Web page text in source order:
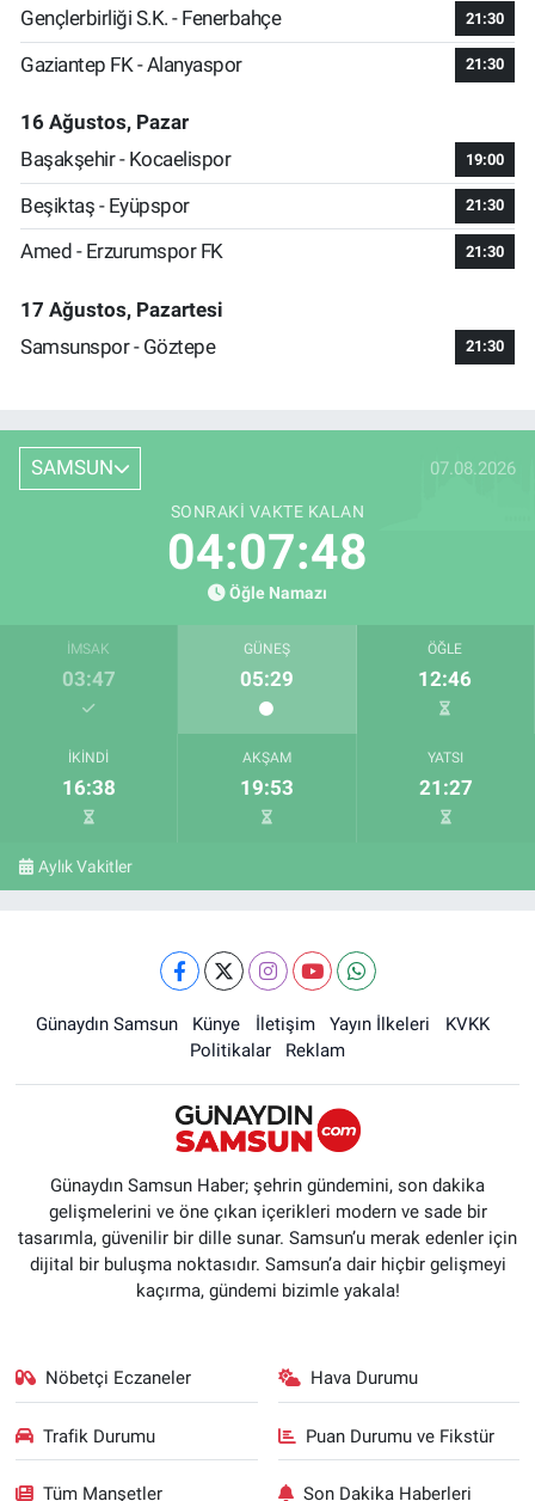
Gençlerbirliği S.K. - Fenerbahçe 21:30
Gaziantep FK - Alanyaspor 21:30
16 Ağustos, Pazar
Başakşehir - Kocaelispor
19:00
Beşiktaş - Eyüpspor 21:30
Amed - Erzurumspor FK 21:30
17 Ağustos, Pazartesi
Samsunspor - Göztepe
21:30
SAMSUN 07.08.2026
SONRAKI VAKTE KALAN
04:07:47
Öğle Namazı
İMSAK
03:47
GÜNEŞ
05:29
ÖĞLE
12:46
İKINDI
16:38
AKŞAM
19:53
YATSI
21:27
Aylık Vakitler
Günaydın Samsun Künye İletişim Yayın İlkeleri
KVKK
Politikalar
Reklam
Günaydın Samsun Haber; şehrin gündemini, son dakika
gelişmelerini ve öne çıkan içerikleri modern ve sade bir
tasarımla, güvenilir bir dille sunar. Samsun’u merak edenler için
dijital bir buluşma noktasıdır. Samsun’a dair hiçbir gelişmeyi
kaçırma, gündemi bizimle yakala!
Nöbetçi Eczaneler Hava Durumu
Trafik Durumu Puan Durumu ve Fikstür
Tüm Manşetler Son Dakika Haberleri